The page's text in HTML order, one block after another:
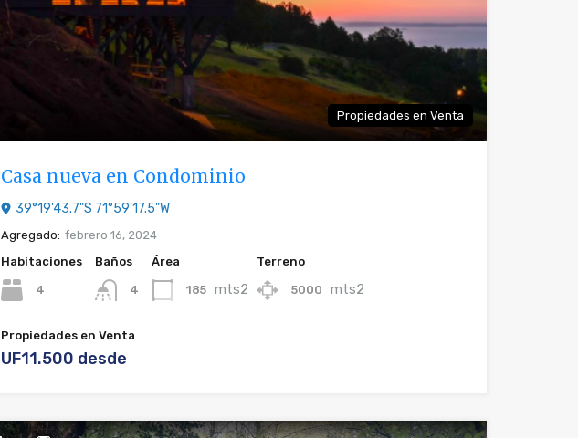
Propiedades en Venta
Casa nueva en Condominio
39°19'43.7"S 71°59'17.5"W
Agregado: febrero 16, 2024
Habitaciones
4
Baños
4
Área
185 mts2
Terreno
5000 mts2
Propiedades en Venta
UF11.500 desde